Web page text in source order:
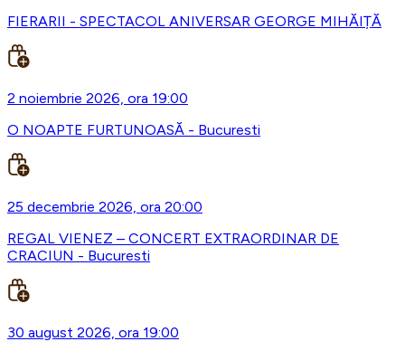
FIERARII - SPECTACOL ANIVERSAR GEORGE MIHĂIȚĂ
2 noiembrie 2026, ora 19:00
O NOAPTE FURTUNOASĂ - Bucuresti
25 decembrie 2026, ora 20:00
REGAL VIENEZ – CONCERT EXTRAORDINAR DE
CRACIUN - Bucuresti
30 august 2026, ora 19:00